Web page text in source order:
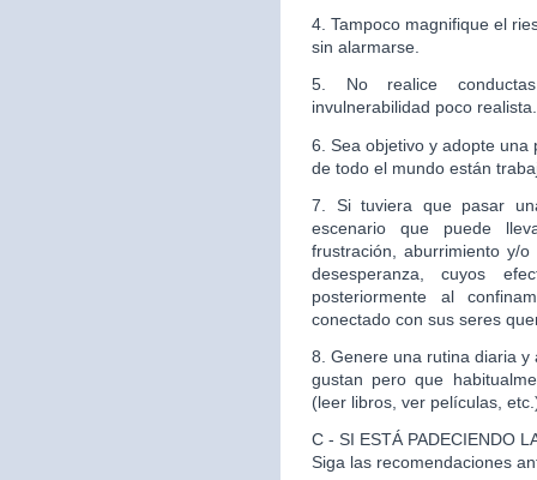
4. Tampoco magnifique el
sin alarmarse.
5. No realice
invulnerabilidad poco realista.
6. Sea objetivo y adopte una
de todo el mundo están
7. Si tuviera que pasar
escenario que puede
frustración, aburrimiento y/
desesperanza, cuyos
posteriormente al
conectado con sus seres
8. Genere una rutina diaria
gustan pero que
(leer libros, ver películas,
C - SI ESTÁ PADECIENDO
Siga las recomendaciones